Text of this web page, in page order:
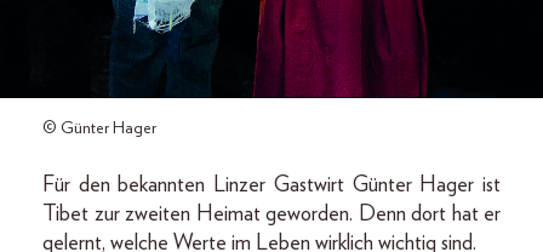
© Günter Hager
Für den bekannten Linzer Gastwirt Günter Hager ist
Tibet zur zweiten Heimat geworden. Denn dort hat er
gelernt, welche Werte im Leben wirklich wichtig sind.